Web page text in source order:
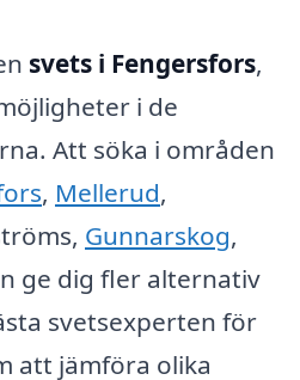
svets i Fengersfors,
i de
Att söka i områden
, Mellerud,
Gunnarskog,
ge dig fler alternativ
svetsexperten för
att jämföra olika